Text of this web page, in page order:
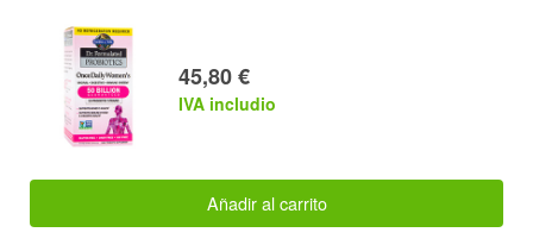
45,80 €
IVA includio
Añadir al carrito